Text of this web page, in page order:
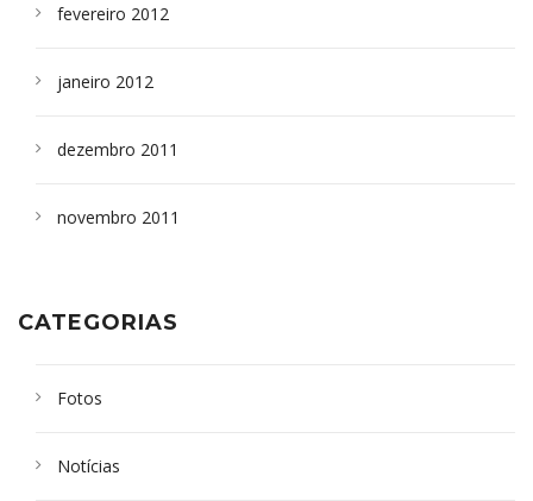
fevereiro 2012
janeiro 2012
dezembro 2011
novembro 2011
CATEGORIAS
Fotos
Notícias